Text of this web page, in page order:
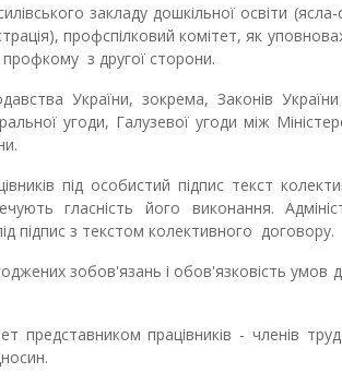
закладу дошкільної освіти
профспілковий комітет, як
профкому з другої сторони.
України, зокрема, Законів
угоди, Галузевої угоди між
під особистий підпис текст
гласність його виконання.
підпис з текстом колективного договору.
зобов'язань і обов'язковість умов
представником працівників - членів